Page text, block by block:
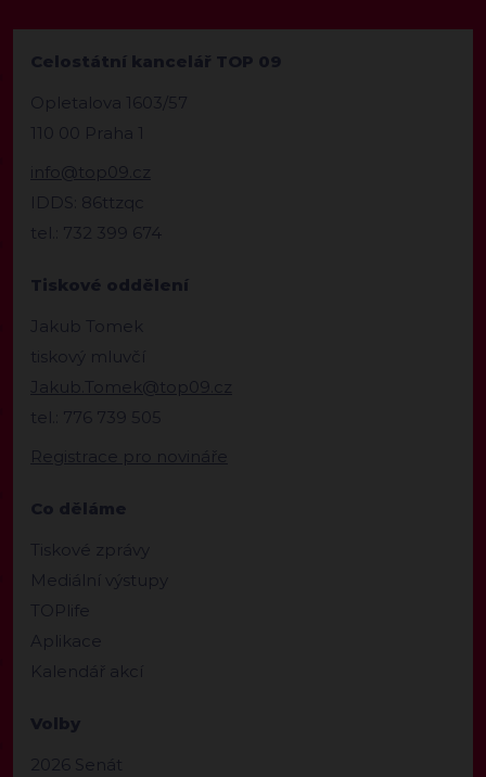
Celostátní kancelář TOP 09
Opletalova 1603/57
110 00 Praha 1
info@top09.cz
IDDS: 86ttzqc
tel.: 732 399 674
Tiskové oddělení
Jakub Tomek
tiskový mluvčí
Jakub.Tomek@top09.cz
tel.: 776 739 505
Registrace pro novináře
Co děláme
Tiskové zprávy
Mediální výstupy
TOPlife
Aplikace
Kalendář akcí
Volby
2026 Senát